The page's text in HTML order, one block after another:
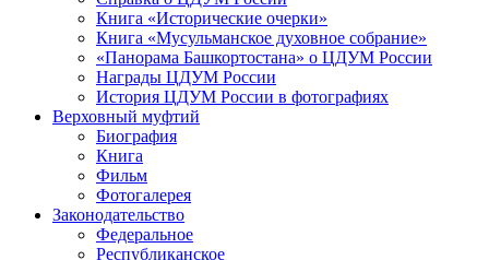
Книга «Исторические очерки»
Книга «Мусульманское духовное собрание»
«Панорама Башкортостана» о ЦДУМ России
Награды ЦДУМ России
История ЦДУМ России в фотографиях
Верховный муфтий
Биография
Книга
Фильм
Фотогалерея
Законодательство
Федеральное
Республиканское